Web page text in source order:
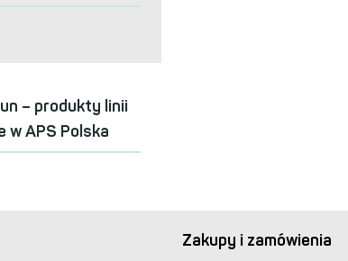
– produkty linii
wAPS Polska
Zakupy i zamówienia